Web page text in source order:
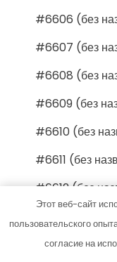
#6606 (без
#6607 (без
#6608 (без
#6609 (без
#6610 (без
#6611 (без
#6612 (без
#6614 (без
Этот веб-сайт
пользовательского
согласие на